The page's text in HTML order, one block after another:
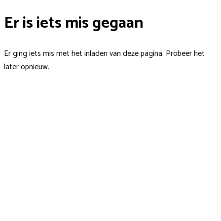
Er is iets mis gegaan
Er ging iets mis met het inladen van deze pagina. Probeer het
later opnieuw.